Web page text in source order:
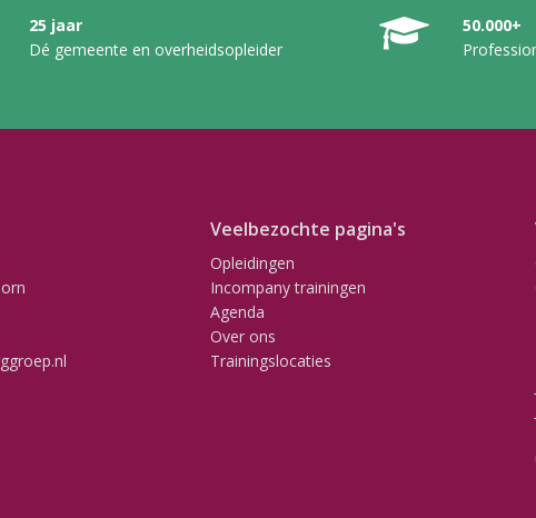
25 jaar
Dé gemeente en overheidsopleider
50.000+
Veelbezochte pagina's
Opleidingen
Incompany trainingen
Agenda
Over ons
Trainingslocaties